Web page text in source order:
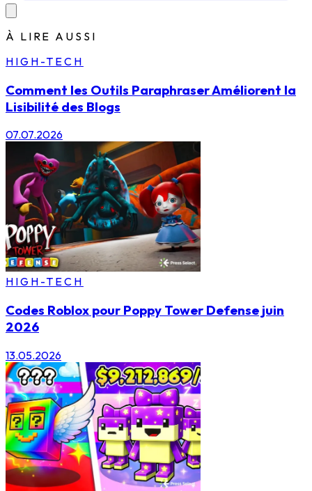
À LIRE AUSSI
HIGH-TECH
Comment les Outils Paraphraser Améliorent la
Lisibilité des Blogs
07.07.2026
HIGH-TECH
Codes Roblox pour Poppy Tower Defense juin
2026
13.05.2026